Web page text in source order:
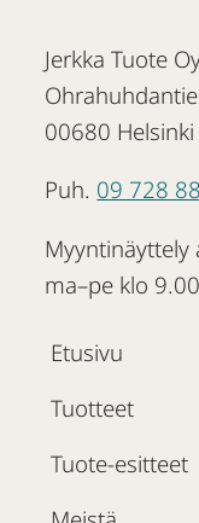
Jerkka Tuote
00680 Helsinki
Puh. 09 728
Myyntinäyttely
ma–pe klo
Etusivu
Tuotteet
Tuote-esitteet